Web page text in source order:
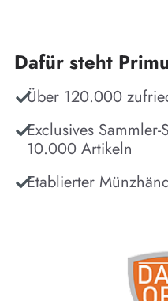
Dafür steht
Über 120.000
Exclusives
10.000 Artikeln
Etablierter